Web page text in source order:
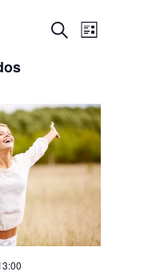
vistas
de
Eventos
Buscar
de
Lista